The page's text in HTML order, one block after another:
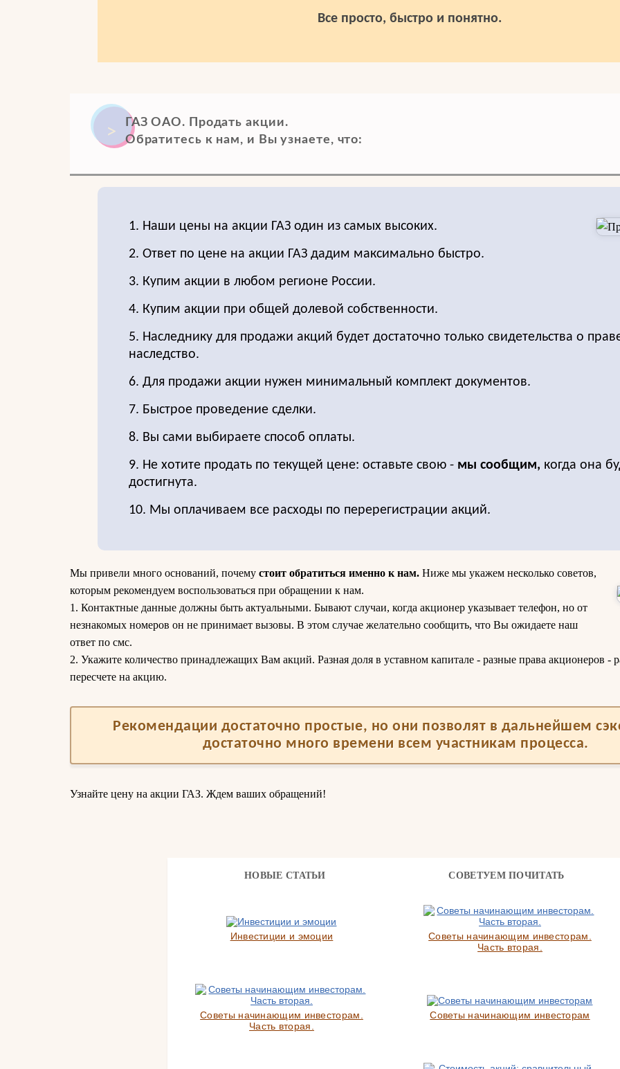
Все просто, быстро и понятно.
ГАЗ ОАО. Продать акции.
Обратитесь к нам, и Вы узнаете, что:
1. Наши цены на акции ГАЗ один из самых высоких.
2. Ответ по цене на акции ГАЗ дадим максимально быстро.
3. Купим акции в любом регионе России.
4. Купим акции при общей долевой собственности.
5. Наследнику для продажи акций будет достаточно только свидетельства о
наследство.
6. Для продажи акции нужен минимальный комплект документов.
7. Быстрое проведение сделки.
8. Вы сами выбираете способ оплаты.
9. Не хотите продать по текущей цене: оставьте свою - мы сообщим, когда она
достигнута.
10. Мы оплачиваем все расходы по перерегистрации акций.
Мы привели много оснований, почему стоит обратиться именно к нам.Ниже мы укажем несколько советов,
которым рекомендуем воспользоваться при обращении к нам.
1. Контактные данные должны быть актуальными. Бывают случаи, когда акционер указывает телефон, но от
незнакомых номеров он не принимает вызовы. В этом случае желательно сообщить, что Вы ожидаете наш
ответ по смс.
2. Укажите количество принадлежащих Вам акций. Разная доля в уставном капитале - разные права акционеров -
пересчете на акцию.
Рекомендации достаточно простые, но они позволят в дальнейшем
достаточно много времени всем участникам процесса.
Узнайте цену на акции ГАЗ. Ждем ваших обращений!
НОВЫЕ СТАТЬИ СОВЕТУЕМ ПОЧИТАТЬ
Инвестиции и эмоции
Советы начинающим инвесторам.
Часть вторая.
Советы начинающим инвесторам.
Часть вторая.
Советы начинающим инвесторам